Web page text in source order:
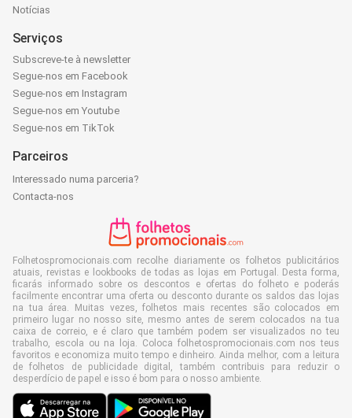
Notícias
Serviços
Subscreve-te à newsletter
Segue-nos em Facebook
Segue-nos em Instagram
Segue-nos em Youtube
Segue-nos em TikTok
Parceiros
Interessado numa parceria?
Contacta-nos
Folhetospromocionais.com recolhe diariamente os folhetos publicitários
atuais, revistas e lookbooks de todas as lojas em Portugal. Desta forma,
ficarás informado sobre os descontos e ofertas do folheto e poderás
facilmente encontrar uma oferta ou desconto durante os saldos das lojas
na tua área. Muitas vezes, folhetos mais recentes são colocados em
primeiro lugar no nosso site, mesmo antes de serem colocados na tua
caixa de correio, e é claro que também podem ser visualizados no teu
trabalho, escola ou na loja. Coloca folhetospromocionais.com nos teus
favoritos e economiza muito tempo e dinheiro. Ainda melhor, com a leitura
de folhetos de publicidade digital, também contribuis para reduzir o
desperdício de papel e isso é bom para o nosso ambiente.